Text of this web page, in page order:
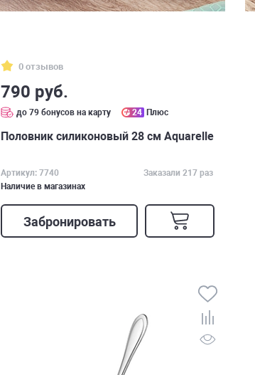
0 отзывов
790 руб.
до 79 бонусов на карту 24 Плюс
Половник силиконовый 28 см Aquarelle
Артикул: 7740
Заказали 217 раз
Наличие в магазинах
Забронировать